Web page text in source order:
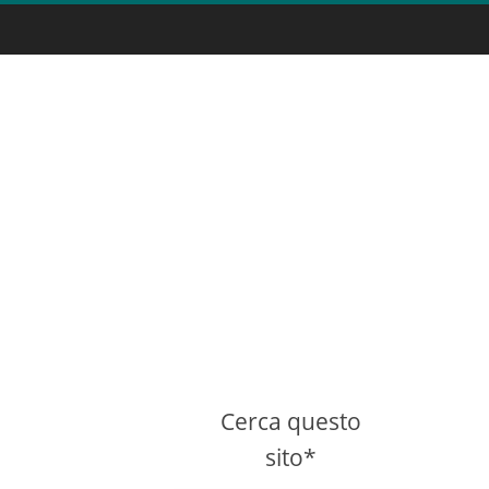
Cerca questo
sito*